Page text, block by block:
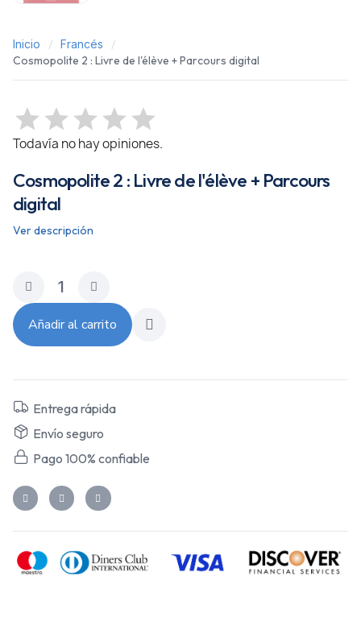
Inicio Francés
Cosmopolite 2 : Livre de l'élève + Parcours digital
Todavía no hay opiniones.
Cosmopolite 2 : Livre de l'élève + Parcours
digital
Ver descripción
Añadir al carrito
Entrega rápida
Envío seguro
Pago 100% confiable